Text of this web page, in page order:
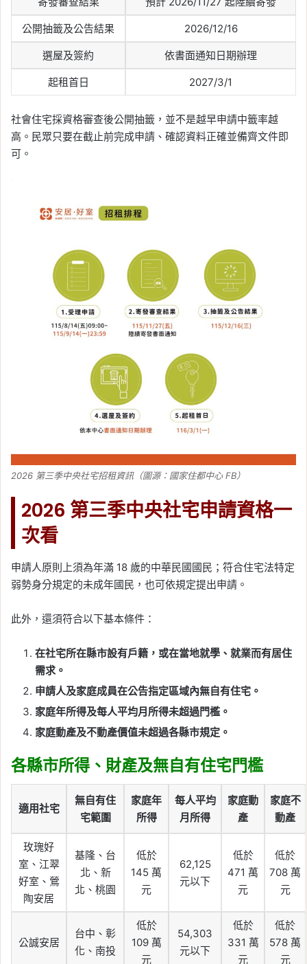
公開抽籤及公告結果 2026/12/16
選屋及簽約 依書面通知日期辦理
起租首日 2027/3/1
社會住宅採資格審查後公開抽籤，並不是越早申請中籤率越
高。民眾只要在截止前完成申請、確認資料正確並備齊文件即
可。
2026 第三季中央社宅招租資訊（圖源：國家住都中心 FB）
2026 第三季中央社宅申請資格一
次看
申請人原則上須為年滿 18 歲的中華民國國民；符合住宅法特定
弱勢身分規定的未成年國民，也可依規定提出申請。
此外，還須符合以下基本條件：
在社宅所在縣市設有戶籍，或在當地就學、就業而有居住
需求。
申請人及家庭成員在公告指定區域內無自有住宅。
家庭年所得及每人平均月所得未超過門檻。
家庭動產及不動產價值未超過各縣市規定。
各縣市所得、財產及無自有住宅門檻
適用社宅
無自有住
宅範圍
家庭年
所得
每人平均
月所得
家庭動
產
家庭不
動產
玫瑰好
室、江翠
好室、鶯
陶安居
基隆、台
北、新
北、桃園
低於
145 萬
元
62,125
元以下
低於
471 萬
元
低於
708 萬
元
公誠安居
台中、彰
化、南投
低於
109 萬
元
54,303
元以下
低於
331 萬
元
低於
578 萬
元